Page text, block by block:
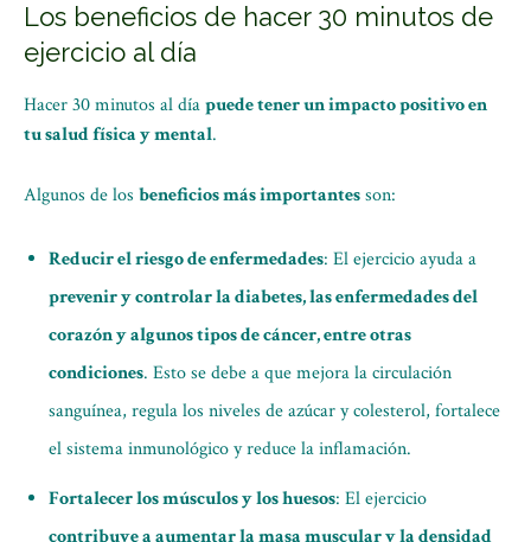
Los beneficios de hacer 30 minutos de
ejercicio al día
Hacer 30 minutos al díapuede tener un impacto positivo en
tu salud física y mental.
Algunos de los beneficios más importantesson:
Reducir el riesgo de enfermedades: El ejercicio ayuda a
prevenir y controlar la diabetes, las enfermedades del
corazón y algunos tipos de cáncer, entre otras
condiciones. Esto se debe a que mejora la circulación
sanguínea, regula los niveles de azúcar y colesterol, fortalece
el sistema inmunológico y reduce la inflamación.
Fortalecer los músculos y los huesos: El ejercicio
contribuye a aumentar la masa muscular y la densidad